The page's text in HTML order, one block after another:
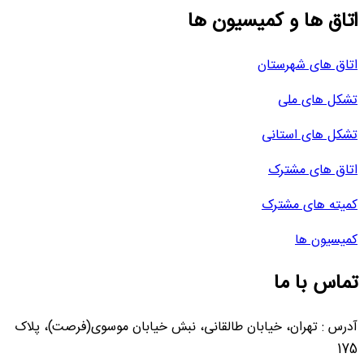
اتاق ها و کمیسیون ها
اتاق های شهرستان
تشکل های ملی
تشکل های استانی
اتاق های مشترک
کمیته های مشترک
کمیسیون ها
تماس با ما
آدرس : تهران، خیابان طالقانی، نبش خیابان موسوی(فرصت)، پلاک
175